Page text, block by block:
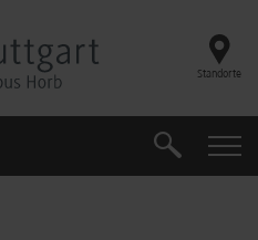
Standorte
Suche